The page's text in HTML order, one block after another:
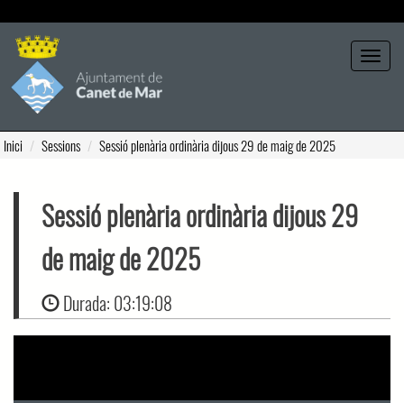
Toggle
Inici Sessions Sessió plenària ordinària dijous 29 de maig de 2025
Sessió plenària ordinària dijous 29
de maig de 2025
Durada: 03:19:08